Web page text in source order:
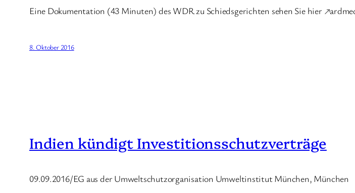
Eine Dokumentation (43 Minuten) des WDR zu Schiedsgerichten sehen Sie hier
8. Oktober 2016
Indien kündigt Investitionsschutzverträge
09.09.2016/EG aus der Umweltschutzorganisation Umweltinstitut München, München